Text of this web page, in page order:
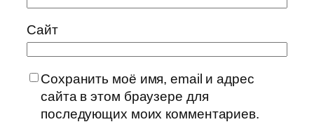
Сайт
Сохранить моё имя, email и адрес
сайта в этом браузере для
последующих моих комментариев.